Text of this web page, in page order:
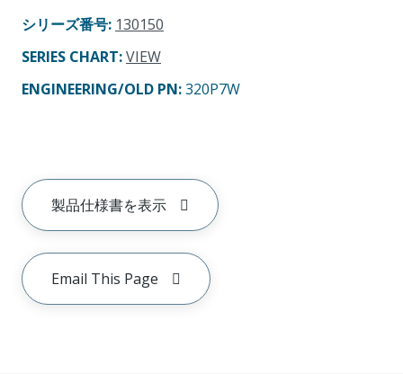
シリーズ番号: 130150
SERIES CHART:VIEW
ENGINEERING/OLD PN:320P7W
製品仕様書を表示
Email This Page